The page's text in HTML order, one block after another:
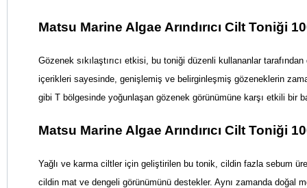
Matsu Marine Algae Arındırıcı Cilt Toniği
Gözenek sıkılaştırıcı etkisi, bu toniği düzenli kullananlar
içerikleri sayesinde, genişlemiş ve belirginleşmiş gözeneklerin
gibi T bölgesinde yoğunlaşan gözenek görünümüne karşı etkili bir
Matsu Marine Algae Arındırıcı Cilt Toniği
Yağlı ve karma ciltler için geliştirilen bu tonik, cildin fazla sebum
cildin mat ve dengeli görünümünü destekler. Aynı zamanda